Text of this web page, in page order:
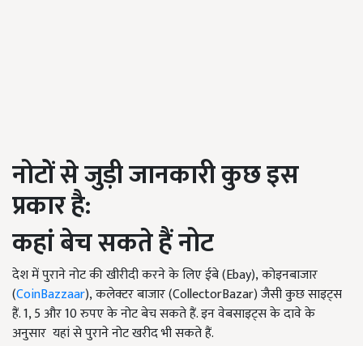
नोटों से जुड़ी जानकारी कुछ इस
प्रकार है:
कहां बेच सकते हैं नोट
देश में पुराने नोट की खीरीदी करने के लिए ईबे (Ebay),कोइनबाजार
(CoinBazzaar),कलेक्टर बाजार (CollectorBazar)जैसी कुछ साइट्स
हैं. 1, 5 और 10 रुपए के नोट बेच सकते हैं. इन वेबसाइट्स के दावे के
अनुसार यहां से पुराने नोट खरीद भी सकते हैं.